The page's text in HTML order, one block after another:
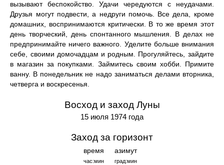
вызывают беспокойство. Удачи чередуются с неудачами.
Друзья могут подвести, а недруги помочь. Все дела, кроме
домашних, воспринимаются критически. В то же время этот
день творческий, день спонтанного мышления. В делах не
предпринимайте ничего важного. Уделите больше внимания
себе, своими домочадцам и родным. Прогуляйтесь, зайдите
в магазин за покупками. Займитесь своим хобби. Примите
ванну. В понедельник не надо заниматься делами вторника,
четверга и воскресенья.
Восход и заход Луны
15 июля 1974 года
Заход за горизонт
время
час:мин
азимут
град:мин